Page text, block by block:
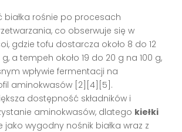
białka rośnie po procesach
co obserwuje się w
gdzie tofu dostarcza około 8 do 12
g, a tempeh około 19 do 20 g na 100 g,
wpływie fermentacji na
aminokwasów [2][4][5].
dostępność składników i
aminokwasów, dlatego kiełki
wygodny nośnik białka wraz z